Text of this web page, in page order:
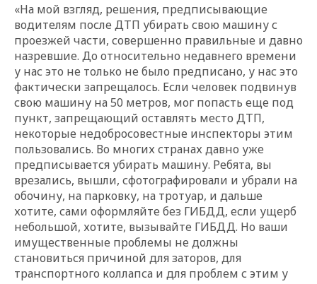
«На мой взгляд, решения, предписывающие
водителям после ДТП убирать свою машину с
проезжей части, совершенно правильные и давно
назревшие. До относительно недавнего времени
у нас это не только не было предписано, у нас это
фактически запрещалось. Если человек подвинув
свою машину на 50 метров, мог попасть еще под
пункт, запрещающий оставлять место ДТП,
некоторые недобросовестные инспекторы этим
пользовались. Во многих странах давно уже
предписывается убирать машину. Ребята, вы
врезались, вышли, сфотографировали и убрали на
обочину, на парковку, на тротуар, и дальше
хотите, сами оформляйте без ГИБДД, если ущерб
небольшой, хотите, вызывайте ГИБДД. Но ваши
имущественные проблемы не должны
становиться причиной для заторов, для
транспортного коллапса и для проблем с этим у